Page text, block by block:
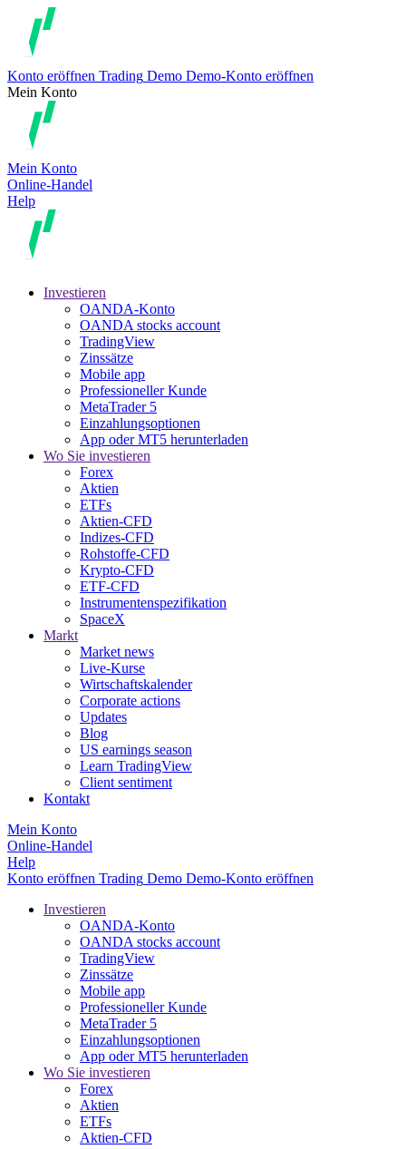
Konto eröffnen Trading Demo Demo-Konto eröffnen
Mein Konto
Mein Konto
Online-Handel
Help
Investieren
OANDA-Konto
OANDA stocks account
TradingView
Zinssätze
Mobile app
Professioneller Kunde
MetaTrader 5
Einzahlungsoptionen
App oder MT5 herunterladen
Wo Sie investieren
Forex
Aktien
ETFs
Aktien-CFD
Indizes-CFD
Rohstoffe-CFD
Krypto-CFD
ETF-CFD
Instrumentenspezifikation
SpaceX
Markt
Market news
Live-Kurse
Wirtschaftskalender
Corporate actions
Updates
Blog
US earnings season
Learn TradingView
Client sentiment
Kontakt
Mein Konto
Online-Handel
Help
Konto eröffnen Trading Demo Demo-Konto eröffnen
Investieren
OANDA-Konto
OANDA stocks account
TradingView
Zinssätze
Mobile app
Professioneller Kunde
MetaTrader 5
Einzahlungsoptionen
App oder MT5 herunterladen
Wo Sie investieren
Forex
Aktien
ETFs
Aktien-CFD